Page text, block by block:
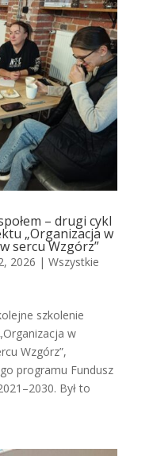
– drugi cykl
„Organizacja w
sercu Wzgórz”
2026 | Wszystkie
szkolenie
w
Wzgórz”,
programu Fundusz
Był to